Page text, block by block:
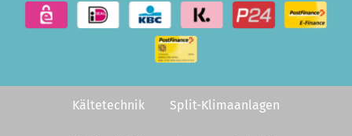
Kältetechnik Split-Klimaanlagen